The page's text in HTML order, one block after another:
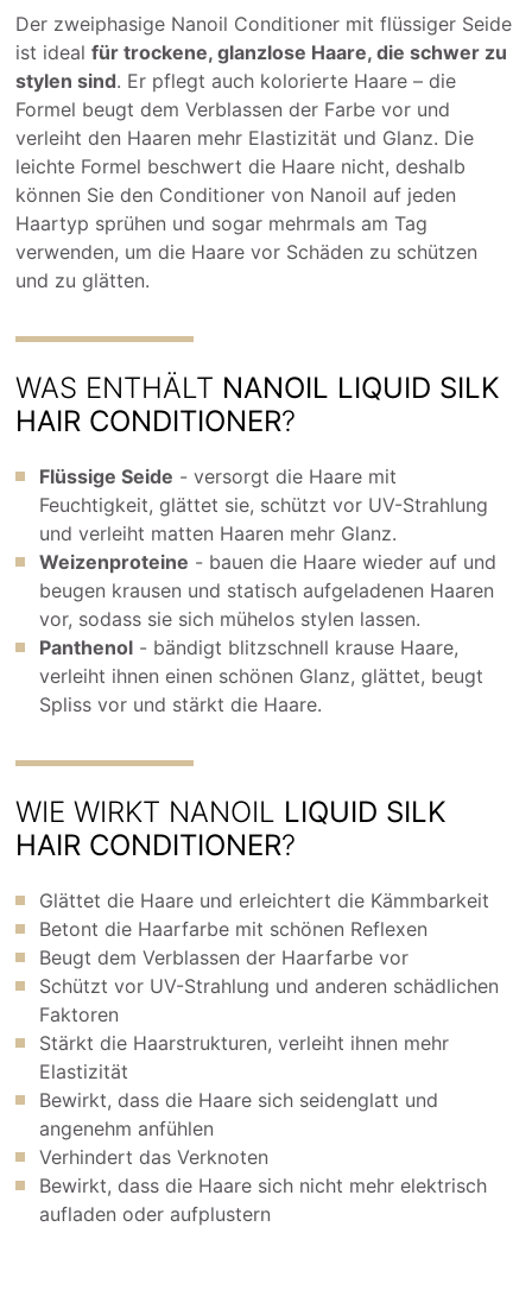
Der zweiphasige Nanoil Conditioner mit flüssiger Seide
ist idealfür trockene, glanzlose Haare, die schwer zu
stylen sind. Er pflegt auch kolorierte Haare – die
Formel beugt dem Verblassen der Farbe vor und
verleiht den Haaren mehr Elastizität und Glanz. Die
leichte Formel beschwert die Haare nicht, deshalb
können Sie den Conditioner von Nanoil auf jeden
Haartyp sprühen und sogar mehrmals am Tag
verwenden, um die Haare vor Schäden zu schützen
und zu glätten.
WAS ENTHÄLT NANOIL LIQUID SILK
HAIR CONDITIONER?
Flüssige Seide - versorgt die Haare mit
Feuchtigkeit, glättet sie, schützt vor UV-Strahlung
und verleiht matten Haaren mehr Glanz.
Weizenproteine - bauen die Haare wieder auf und
beugen krausen und statisch aufgeladenen Haaren
vor, sodass sie sich mühelos stylen lassen.
Panthenol - bändigt blitzschnell krause Haare,
verleiht ihnen einen schönen Glanz, glättet, beugt
Spliss vor und stärkt die Haare.
WIE WIRKT NANOIL LIQUID SILK
HAIR CONDITIONER?
Glättet die Haare und erleichtert die Kämmbarkeit
Betont die Haarfarbe mit schönen Reflexen
Beugt dem Verblassen der Haarfarbe vor
Schützt vor UV-Strahlung und anderen schädlichen
Faktoren
Stärkt die Haarstrukturen, verleiht ihnen mehr
Elastizität
Bewirkt, dass die Haare sich seidenglatt und
angenehm anfühlen
Verhindert das Verknoten
Bewirkt, dass die Haare sich nicht mehr elektrisch
aufladen oder aufplustern